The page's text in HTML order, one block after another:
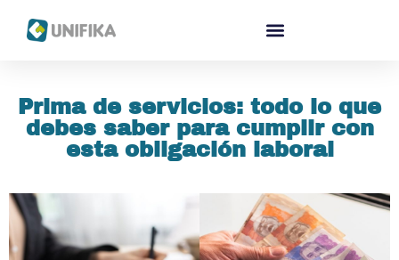
Prima de servicios: todo lo que
debes saber para cumplir con
esta obligación laboral